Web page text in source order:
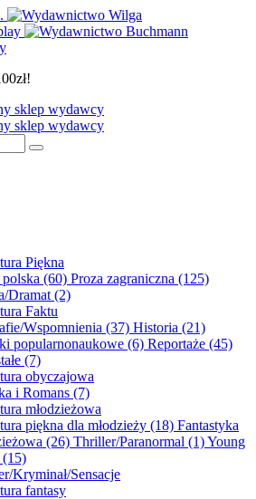
Piękna
(60) Proza zagraniczna (125)
Dramat (2)
Faktu
Wspomnienia (37) Historia (21)
popularnonaukowe (6) Reportaże (45)
(7)
obyczajowa
i Romans (7)
młodzieżowa
piękna dla młodzieży (18) Fantastyka
(26) Thriller/Paranormal (1)Young
(15)
Kryminał/Sensacje
fantasy